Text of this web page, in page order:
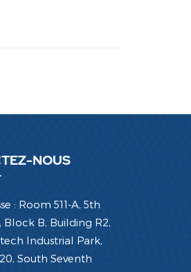
NOUS
: Room 511-A, 5th
Block B, Building R2,
Industrial Park,
South Seventh